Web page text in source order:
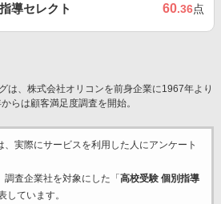
導セレクト 60.36点
は、株式会社オリコンを前身企業に1967年より
らは顧客満足度調査を開始。
、実際にサービスを利用した 人にアンケート
調査企業社を対象にした「 高校受験 個別指導
しています。